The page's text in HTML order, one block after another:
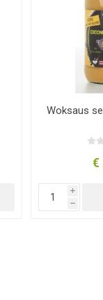
Woksaus
€
i
h